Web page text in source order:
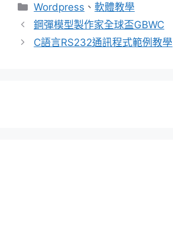
分
類
Wordpress 、軟體教學
鋼彈模型製作家全球盃GBWC
C語言RS232通訊程式範例教學